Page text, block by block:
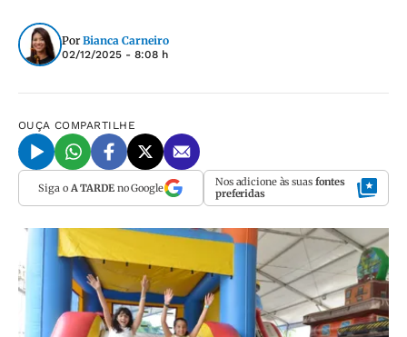
Por Bianca Carneiro
02/12/2025 - 8:08 h
OUÇA COMPARTILHE
Siga o A TARDEno Google Nos adicione às suas fontes
preferidas